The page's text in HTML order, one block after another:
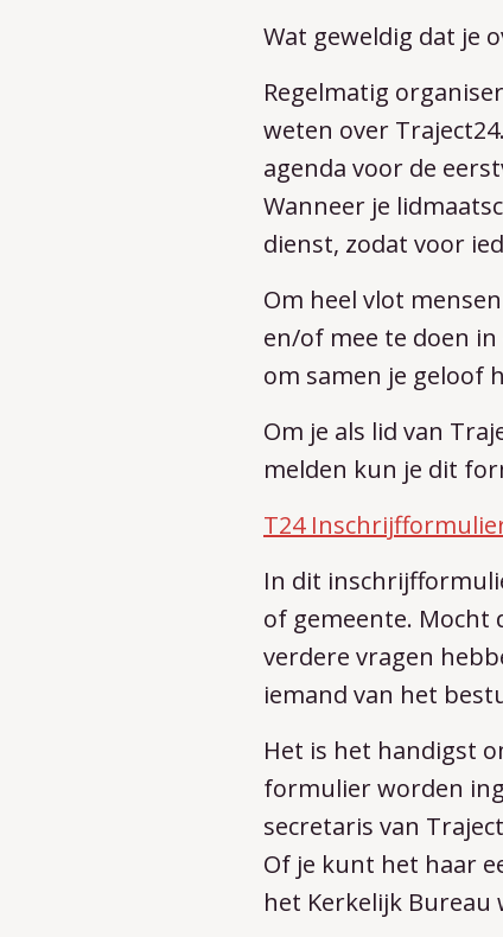
Wat geweldig dat je
Regelmatig
weten over
agenda voor de
Wanneer je
dienst, zodat voor
Om heel vlot
en/of mee te doen
om samen je geloof
Om je als lid van
melden kun je dit
T24
In dit
of gemeente. Mocht
verdere vragen
iemand van het
Het is het handigst
formulier worden
secretaris van
Of je kunt het haar
het Kerkelijk